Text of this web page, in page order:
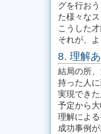
グを行お
た様々な
こうした
それが、
8. 理解
結局の所
持った人
実現でき
予定から
理解によ
成功事例